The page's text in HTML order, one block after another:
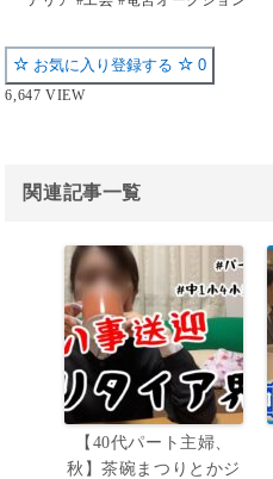
お気に入り登録する 0
6,647 VIEW
関連記事一覧
【40代パート主婦、
秋】茶碗まつりとかジ